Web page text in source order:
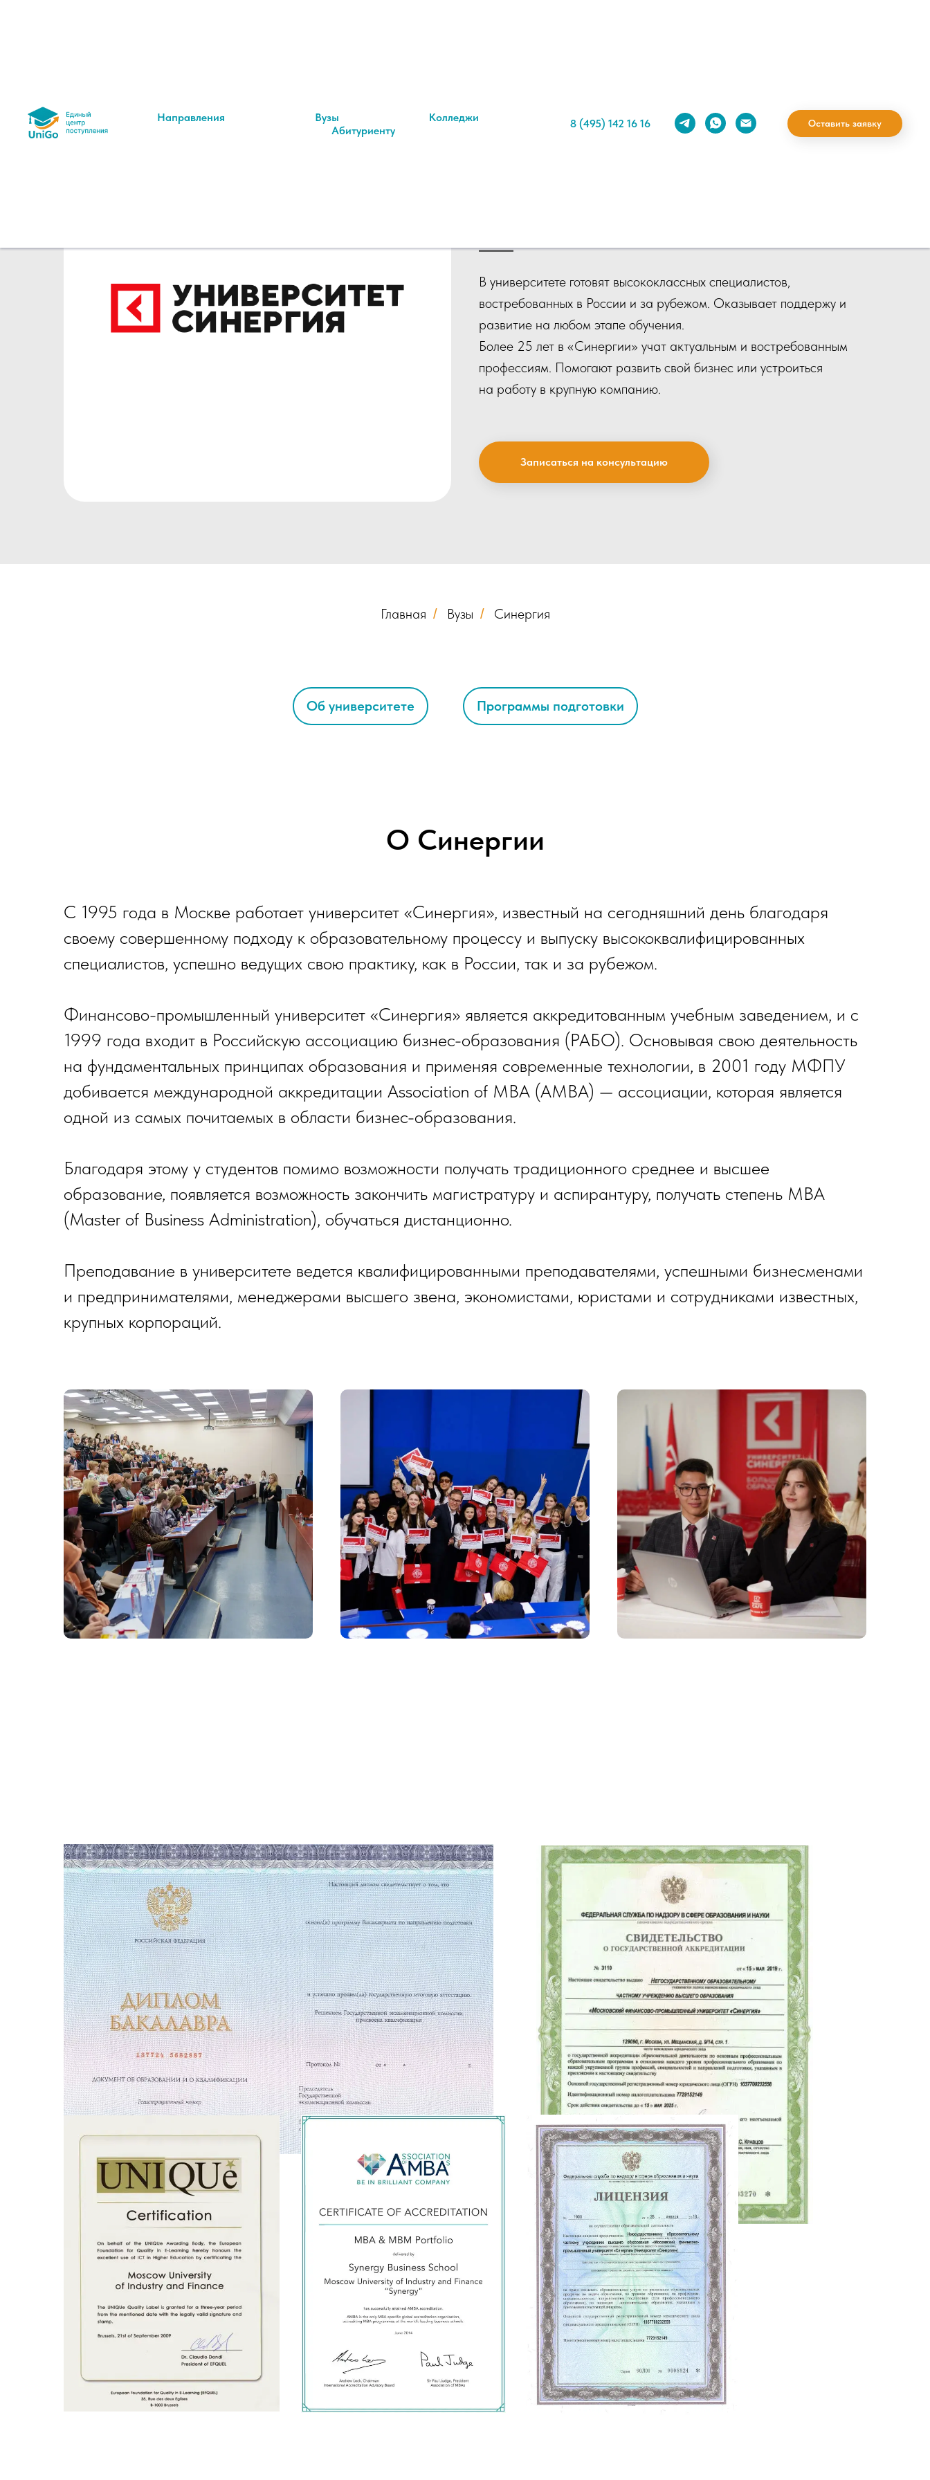
Направления Вузы
Колледжи
Абитуриенту
8 (495) 142 16 16 Оставить заявку
В университете готовят высококлассных специалистов,
востребованных в России и за рубежом. Оказывает поддержу и
развитие на любом этапе обучения.
Более 25 лет в «Синергии» учат актуальным и востребованным
профессиям. Помогают развить свой бизнес или устроиться
на работу в крупную компанию.
Записаться на консультацию
Главная / Вузы / Синергия
Об университете Программы подготовки
О Синергии
С 1995 года в Москве работает университет «Синергия», известный на сегодняшний день благодаря
своему совершенному подходу к образовательному процессу и выпуску высококвалифицированных
специалистов, успешно ведущих свою практику, как в России, так и за рубежом.
Финансово-промышленный университет «Синергия» является аккредитованным учебным заведением, и с
1999 года входит в Российскую ассоциацию бизнес-образования (РАБО). Основывая свою деятельность
на фундаментальных принципах образования и применяя современные технологии, в 2001 году МФПУ
добивается международной аккредитации Association of MBА (AMBA) — ассоциации, которая является
одной из самых почитаемых в области бизнес-образования.
Благодаря этому у студентов помимо возможности получать традиционного среднее и высшее
образование, появляется возможность закончить магистратуру и аспирантуру, получать степень MBA
(Master of Business Administration), обучаться дистанционно.
Преподавание в университете ведется квалифицированными преподавателями, успешными бизнесменами
и предпринимателями, менеджерами высшего звена, экономистами, юристами и сотрудниками известных,
крупных корпораций.